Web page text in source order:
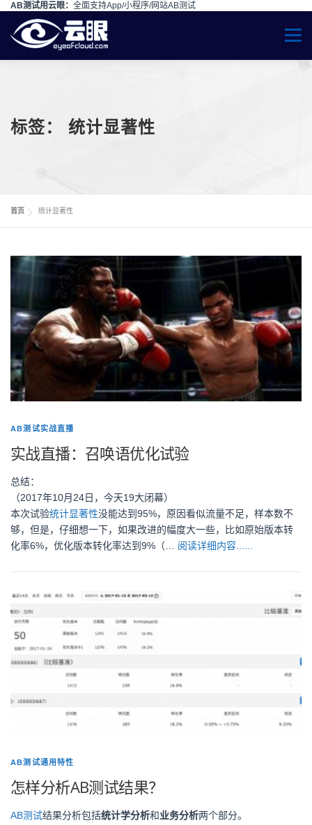
AB测试用云眼： 全面支持App/小程序/网站AB测试
Skip to content
Menu
标签： 统计显著性
首页 统计显著性
AB测试实战直播
实战直播：召唤语优化试验
总结：
（2017年10月24日，今天19大闭幕）
本次试验统计显著性没能达到95%，原因看似流量不足，样本数不
够，但是，仔细想一下，如果改进的幅度大一些，比如原始版本转
化率6%，优化版本转化率达到9%（… 阅读详细内容......
AB测试通用特性
怎样分析AB测试结果？
AB测试结果分析包括统计学分析和业务分析两个部分。